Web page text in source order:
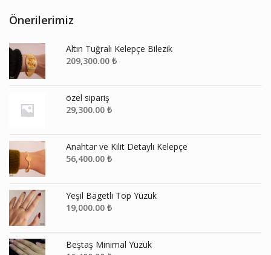
Önerilerimiz
Altın Tuğralı Kelepçe Bilezik
209,300.00 ₺
özel sipariş
29,300.00 ₺
Anahtar ve Kilit Detaylı Kelepçe
56,400.00 ₺
Yeşil Bagetli Top Yüzük
19,000.00 ₺
Beştaş Minimal Yüzük